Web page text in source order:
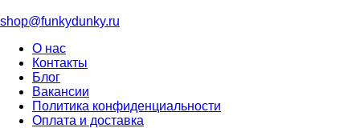
shop@funkydunky.ru
О нас
Контакты
Блог
Вакансии
Политика конфиденциальности
Оплата и доставка